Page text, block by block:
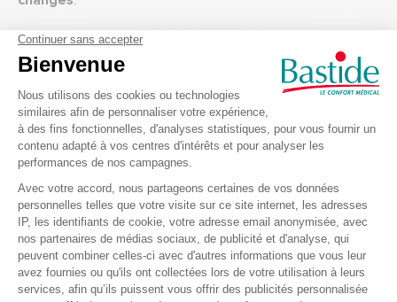
Avantages de la grenouillère bleue pyramide
Adaptée aux changes
La fermeture éclair se trouve à l'arrière du vêtement
(du col jusqu'au ventre)
Grenouillère mixte
La personne ne peut pas se déshabiller sans une aide
extérieure.